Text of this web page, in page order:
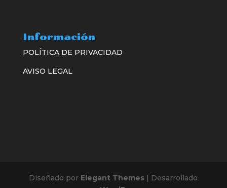
Información
POLÍTICA DE PRIVACIDAD
AVISO LEGAL
Diseñado por Elegant Themes | Desarrollado